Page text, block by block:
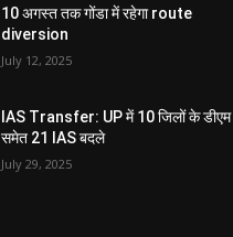
10 अगस्त तक गोंडा में रहेगा route
diversion
July 12, 2025
IAS Transfer: UP में 10 जिलों के डीएम
समेत 21 IAS बदले
July 29, 2025